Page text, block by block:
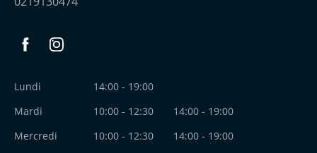
Lundi
14:00 - 19:00
Mardi
10:00 - 12:30
14:00 - 19:00
Mercredi
10:00 - 12:30
14:00 - 19:00